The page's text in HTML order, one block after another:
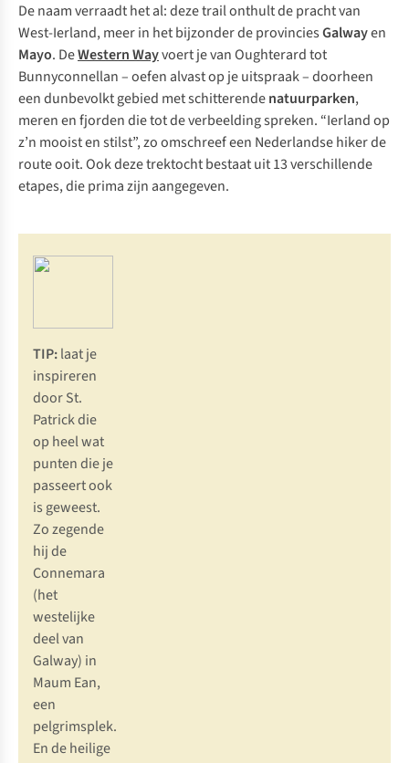
De naam verraadt het al: deze trail onthult de pracht van
West-Ierland, meer in het bijzonder de provinciesGalwayen
Mayo. DeWestern Wayvoert je vanOughterardtot
Bunnyconnellan– oefen alvast op je uitspraak – doorheen
een dunbevolkt gebied met schitterendenatuurparken,
meren en fjorden die tot de verbeelding spreken. “Ierland op
z’n mooist en stilst”, zo omschreef een Nederlandse hiker de
route ooit. Ook deze trektocht bestaat uit 13 verschillende
etapes, die prima zijn aangegeven.
TIP:laat je
inspireren
door St.
Patrick die
op heel wat
punten die je
passeert ook
is geweest.
Zo zegende
hij de
Connemara
(het
westelijke
deel van
Galway) in
Maum Ean,
een
pelgrimsplek.
En de heilige